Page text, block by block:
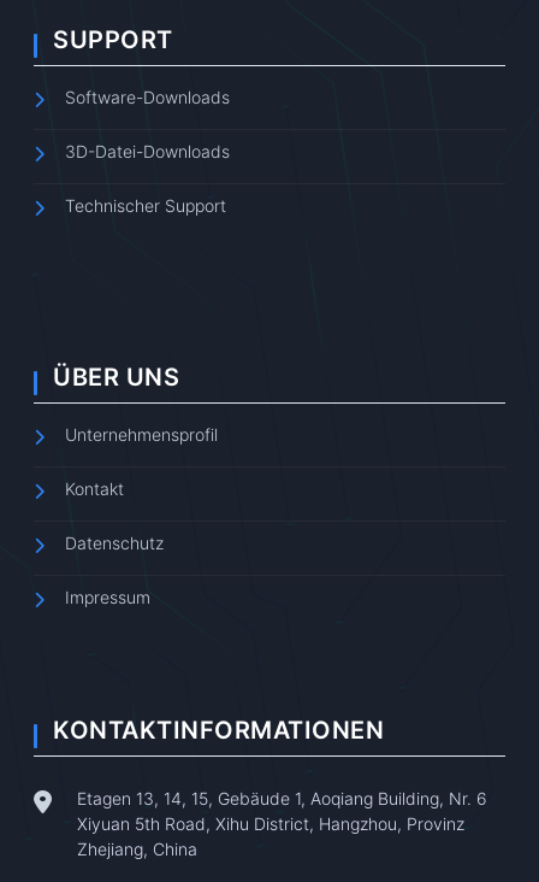
SUPPORT
Software-Downloads
3D-Datei-Downloads
Technischer Support
ÜBER UNS
Unternehmensprofil
Kontakt
Datenschutz
Impressum
KONTAKTINFORMATIONEN
Etagen 13, 14, 15, Gebäude 1, Aoqiang Building, Nr. 6
Xiyuan 5th Road, Xihu District, Hangzhou, Provinz
Zhejiang, China